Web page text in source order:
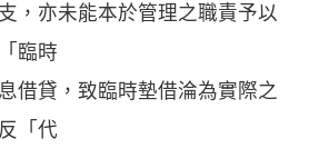
，亦未能本於管理之職責予以
臨時
借貸，致臨時墊借淪為實際之
「代